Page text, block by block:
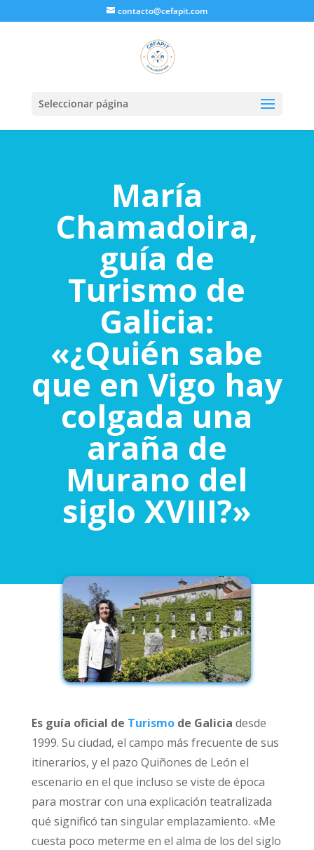
contacto@cefapit.com
Seleccionar página
María
Chamadoira,
guía de
Turismo de
Galicia:
«¿Quién sabe
que en Vigo hay
colgada una
araña de
Murano del
siglo XVIII?»
Es guía oficial de Turismode Galicia desde
1999. Su ciudad, el campo más frecuente de sus
itinerarios, y el pazo Quiñones de León el
escenario en el que incluso se viste de época
para mostrar con una explicación teatralizada
qué significó tan singular emplazamiento. «Me
cuesta poco meterme en el alma de los del siglo